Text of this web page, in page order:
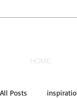
HOME
All Posts